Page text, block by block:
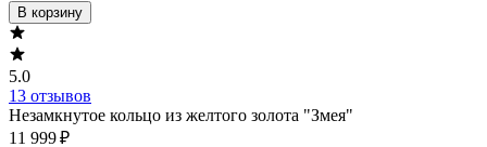
В корзину
5.0
13 отзывов
Незамкнутое кольцо из желтого золота "Змея"
11 999 ₽